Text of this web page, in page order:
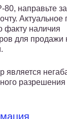
направьте
факту наличия
для продажи
является